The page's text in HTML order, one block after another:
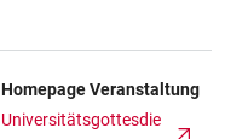
Homepage Veranstaltung
Universitätsgottesdie